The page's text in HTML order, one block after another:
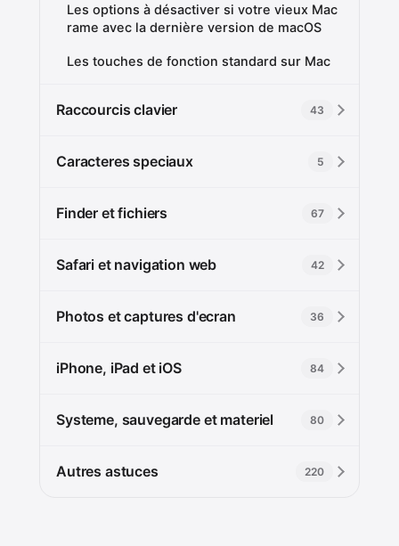
Les options à désactiver si votre vieux Mac
rame avec la dernière version de macOS
Les touches de fonction standard sur Mac
Raccourcis clavier 43
Caracteres speciaux 5
Finder et fichiers 67
Safari et navigation web 42
Photos et captures d'ecran 36
iPhone, iPad et iOS 84
Systeme, sauvegarde et materiel 80
Autres astuces 220